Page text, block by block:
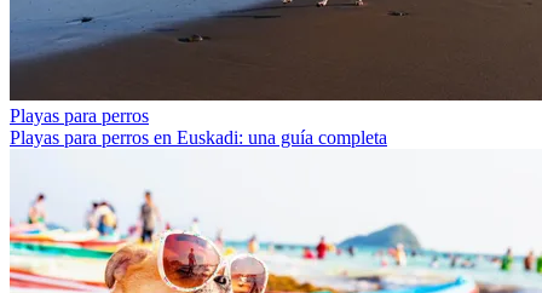
Playas para perros
Playas para perros en Euskadi: una guía completa